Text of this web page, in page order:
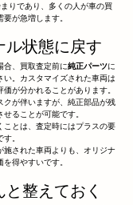
りであり、多くの人が車の買
が急増します。
ル状態に戻す
合、買取査定前に純正パーツに
い。カスタマイズされた車両は
が分かれることがあります。
クが伴いますが、純正部品が残
ることが可能です。
ことは、査定時にはプラスの要
。
施された車両よりも、オリジナ
得やすいです。
整えておく